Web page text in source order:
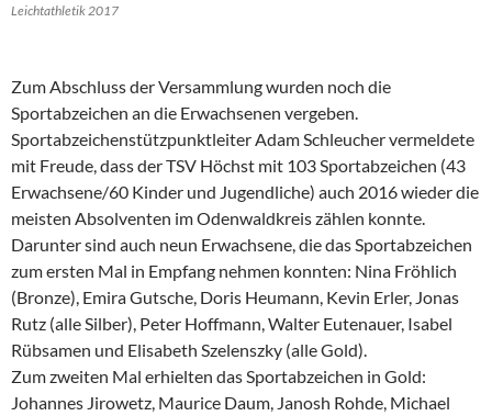
Leichtathletik 2017
Zum Abschluss der Versammlung wurden noch die
Sportabzeichen an die Erwachsenen vergeben.
Sportabzeichenstützpunktleiter Adam Schleucher vermeldete
mit Freude, dass der TSV Höchst mit 103 Sportabzeichen (43
Erwachsene/60 Kinder und Jugendliche) auch 2016 wieder die
meisten Absolventen im Odenwaldkreis zählen konnte.
Darunter sind auch neun Erwachsene, die das Sportabzeichen
zum ersten Mal in Empfang nehmen konnten: Nina Fröhlich
(Bronze), Emira Gutsche, Doris Heumann, Kevin Erler, Jonas
Rutz (alle Silber), Peter Hoffmann, Walter Eutenauer, Isabel
Rübsamen und Elisabeth Szelenszky (alle Gold).
Zum zweiten Mal erhielten das Sportabzeichen in Gold:
Johannes Jirowetz, Maurice Daum, Janosh Rohde, Michael